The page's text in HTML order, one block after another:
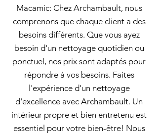
Macamic: Chez Archambault, nous
comprenons que chaque client a des
besoins différents. Que vous ayez
besoin d'un nettoyage quotidien ou
ponctuel, nos prix sont adaptés pour
répondre à vos besoins. Faites
l'expérience d'un nettoyage
d'excellence avec Archambault. Un
intérieur propre et bien entretenu est
essentiel pour votre bien-être! Nous